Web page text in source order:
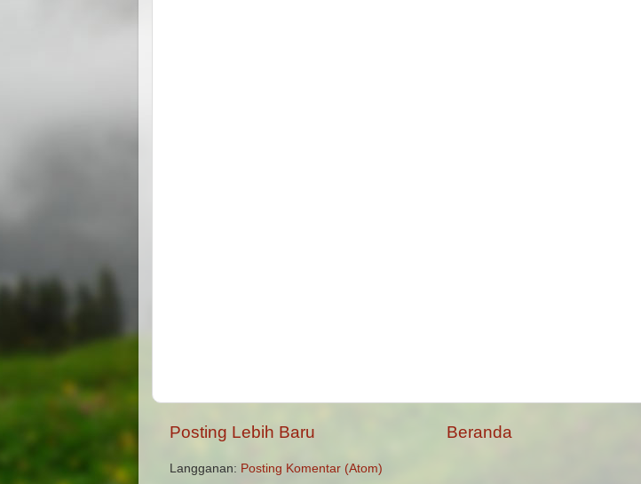
Posting Lebih Baru Beranda
Langganan: Posting Komentar (Atom)